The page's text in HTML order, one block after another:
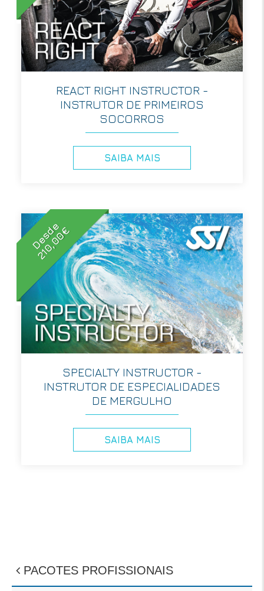
PACOTES PROFISSIONAIS
REACT RIGHT INSTRUCTOR -
INSTRUTOR DE PRIMEIROS
SOCORROS
SAIBA MAIS
Desde
210,00€
SPECIALTY INSTRUCTOR -
INSTRUTOR DE ESPECIALIDADES
DE MERGULHO
SAIBA MAIS